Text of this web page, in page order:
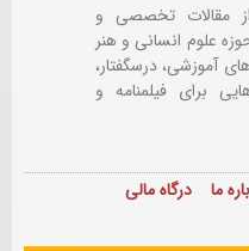
مقالات تخصصی و
علوم انسانی و هنر
آموزشی، درسگفتار،
برایفیلمنامه و
ما درگاه مالی